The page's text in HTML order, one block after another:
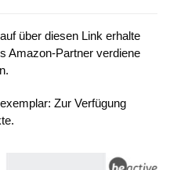
über diesen Link erhalte
Amazon-Partner verdiene
Zur Verfügung